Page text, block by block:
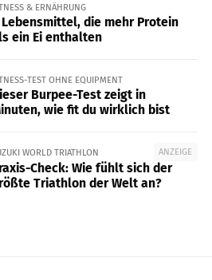
& ERNÄHRUNG
die mehr Protein
ein Ei enthalten
TEST OHNE EQUIPMENT
Burpee-Test zeigt in
wie fit du wirklich bist
ANZEIGE
WORLD TRIATHLON
Check: Wie fühlt sich der
Triathlon der Welt an?